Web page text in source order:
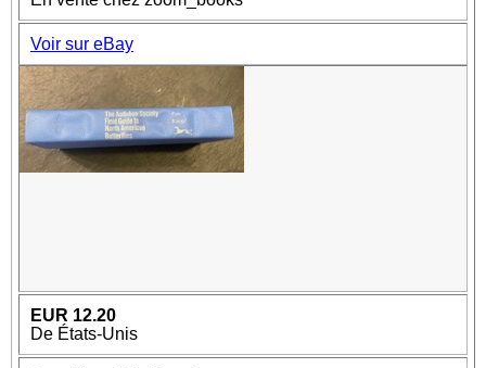
Voir sur eBay
EUR 12.20
De États-Unis